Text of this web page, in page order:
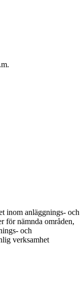
inom anläggnings- och
för nämnda områden,
och
verksamhet